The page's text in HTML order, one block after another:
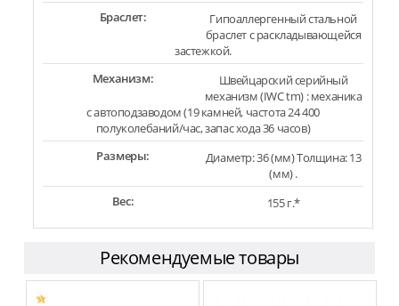
Браслет:
Гипоаллергенный стальной
браслет с раскладывающейся
застежкой.
Механизм:
Швейцарский серийный
механизм (IWC tm) : механика
с автоподзаводом (19 камней, частота 24 400
полуколебаний/час, запас хода 36 часов)
Размеры:
Диаметр: 36 (мм) Толщина: 13
(мм) .
Вес:
155 г.*
Рекомендуемые товары